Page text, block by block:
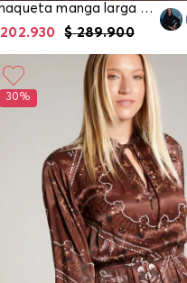
Chaqueta manga larga para mujer
$ 289.900
202.930
30%